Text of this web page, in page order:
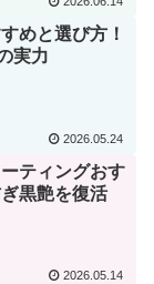
めと選び方！
実力
2026.05.24
ティングおす
黒艶を復活
2026.05.14